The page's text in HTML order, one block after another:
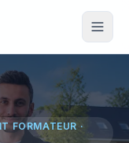
FORMATEUR ·